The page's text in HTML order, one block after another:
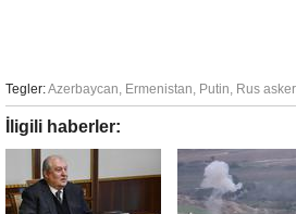
Tegler:Azerbaycan, Ermenistan, Putin, Rus
İligili haberler: